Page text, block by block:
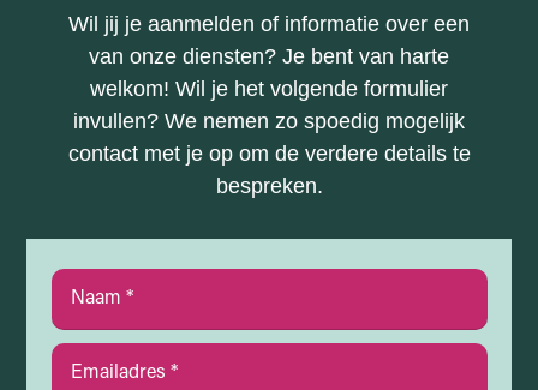
Wil jij je aanmelden of informatie over een
van onze diensten? Je bent van harte
welkom! Wil je het volgende formulier
invullen? We nemen zo spoedig mogelijk
contact met je op om de verdere details te
bespreken.